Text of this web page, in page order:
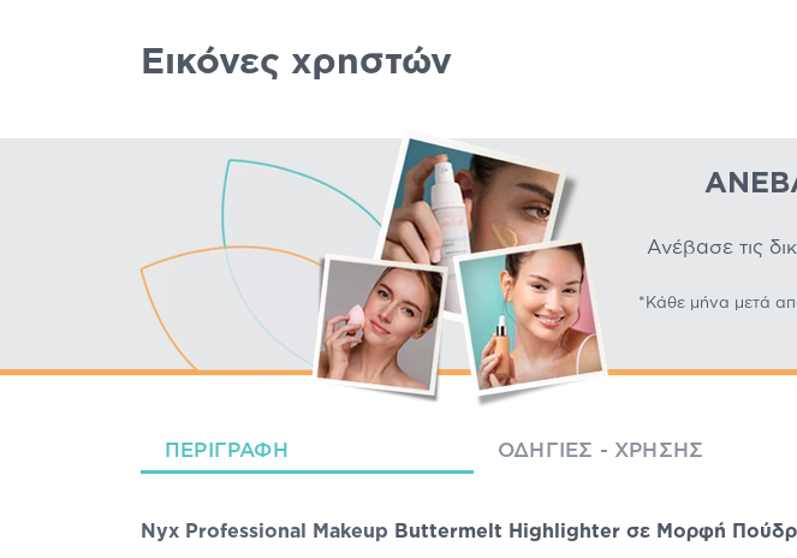
Εικόνες χρηστών
Ανέβασε τις
*Κάθε μήνα μετά
ΠΕΡΙΓΡΑΦΉ ΟΔΗΓΊΕΣ - ΧΡΉΣΗΣ
Nyx Professional Makeup Buttermelt Highlighter σε Μορφή